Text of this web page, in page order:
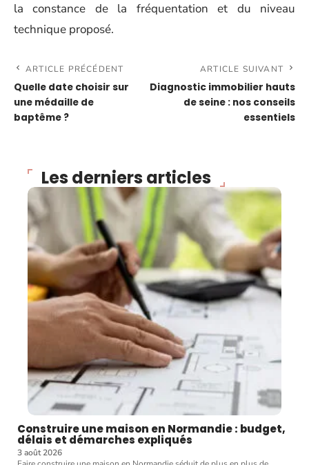
la constance de la fréquentation et du niveau
technique proposé.
ARTICLE PRÉCÉDENT
Quelle date choisir sur
une médaille de
baptême ?
ARTICLE SUIVANT
Diagnostic immobilier hauts
de seine : nos conseils
essentiels
Les derniers articles
Construire une maison en Normandie : budget,
délais et démarches expliqués
3 août 2026